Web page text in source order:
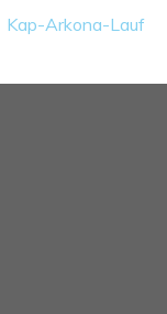
Kap-Arkona-Lauf